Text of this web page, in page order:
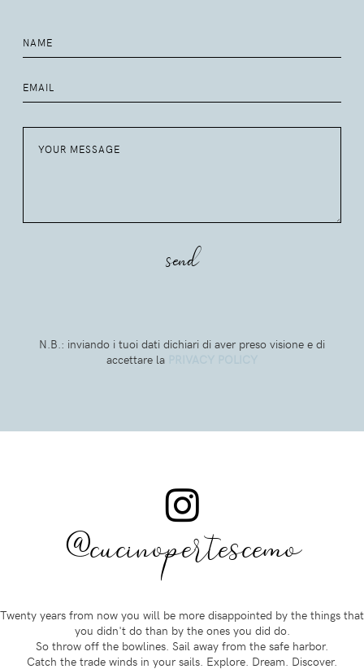
N.B.: inviando i tuoi dati dichiari di aver preso visione e di
accettare la
@cucinopertescemo
Twenty years from now you will be more disappointed by the things that
you didn't do than by the ones you did do.
So throw off the bowlines. Sail away from the safe harbor.
Catch the trade winds in your sails. Explore. Dream. Discover.